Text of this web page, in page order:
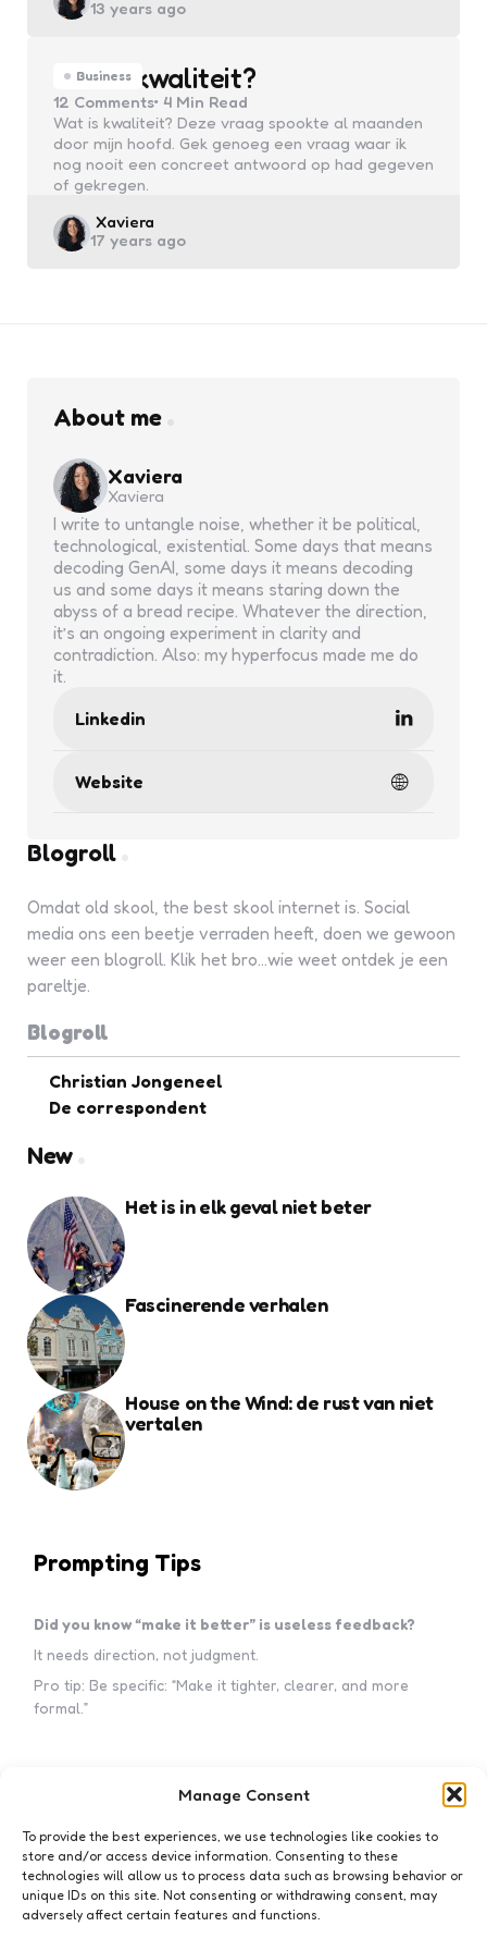
Manage Consent
To provide the best experiences, we use technologies like cookies to
store and/or access device information. Consenting to these
technologies will allow us to process data such as browsing behavior or
unique IDs on this site. Not consenting or withdrawing consent, may
adversely affect certain features and functions.
by
13 years ago
Business
Wat is kwaliteit?
12 Comments 4 Min Read
Wat is kwaliteit? Deze vraag spookte al maanden
door mijn hoofd. Gek genoeg een vraag waar ik
nog nooit een concreet antwoord op had gegeven
of gekregen.
Posted
by
Xaviera
17 years ago
About me
Xaviera
Xaviera
I write to untangle noise, whether it be political,
technological, existential. Some days that means
decoding GenAI, some days it means decoding
us and some days it means staring down the
abyss of a bread recipe. Whatever the direction,
it’s an ongoing experiment in clarity and
contradiction. Also: my hyperfocus made me do
it.
Linkedin
Website
Blogroll
Omdat old skool, the best skool internet is. Social
media ons een beetje verraden heeft, doen we gewoon
weer een blogroll. Klik het bro...wie weet ontdek je een
pareltje.
Blogroll
Christian Jongeneel
De correspondent
New
Het is in elk geval niet beter
Fascinerende verhalen
House on the Wind: de rust van niet
vertalen
Prompting Tips
Did you know “make it better” is useless feedback?
It needs direction, not judgment.
Pro tip: Be specific: “Make it tighter, clearer, and more
formal.”
Subscribe to my newsletter!